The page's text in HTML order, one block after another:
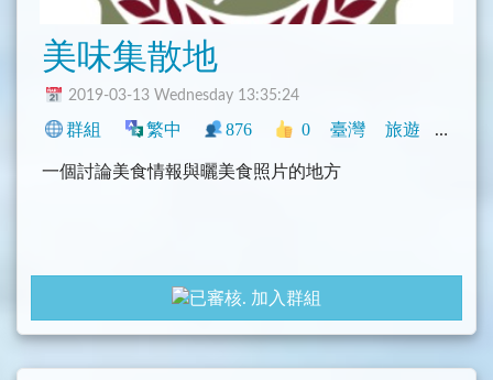
美味集散地
2019-03-13 Wednesday 13:35:24
群組 繁中 876 0 臺灣 旅遊 閒聊
一個討論美食情報與曬美食照片的地方
加入群組